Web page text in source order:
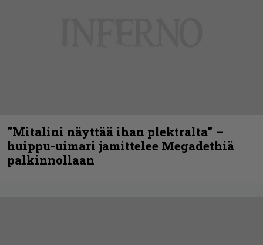
”Mitalini näyttää ihan plektralta” –
huippu-uimari jamittelee Megadethiä
palkinnollaan